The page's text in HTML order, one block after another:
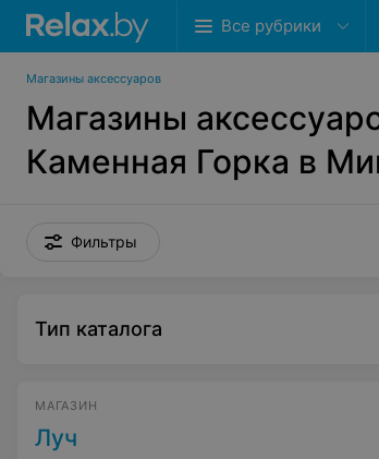
Все рубрики
Магазины аксессуаров
Магазины
Каменная Горка в
Фильтры
Тип каталога
МАГАЗИН
Луч